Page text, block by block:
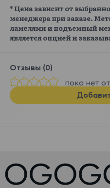
* Цена зависит от
менеджера при заказе.
ламелями и подъемный
является опцией и
Отзывы (0)
пока нет